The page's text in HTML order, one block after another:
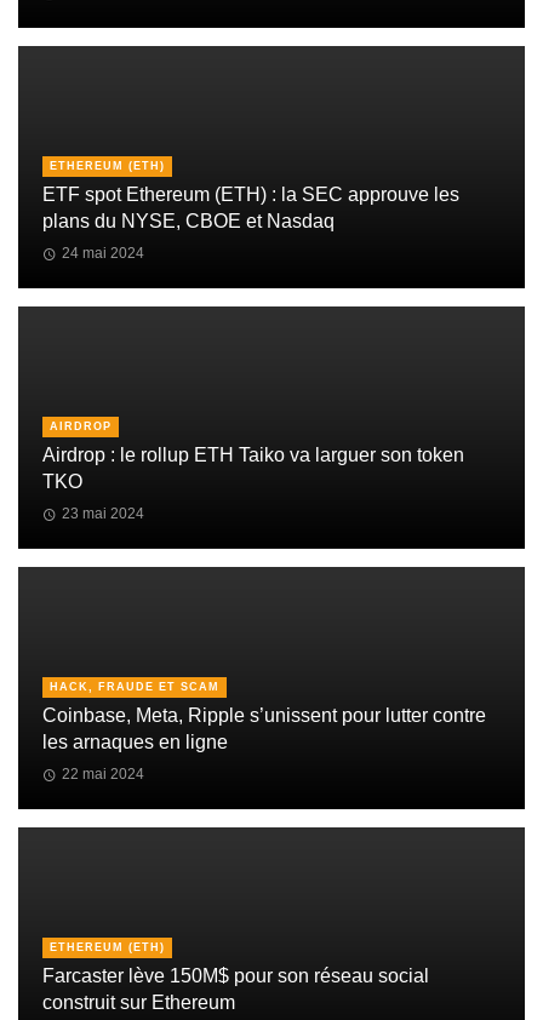
ETHEREUM (ETH)
ETF spot Ethereum (ETH) : la SEC approuve les
plans du NYSE, CBOE et Nasdaq
24 mai 2024
AIRDROP
Airdrop : le rollup ETH Taiko va larguer son token
TKO
23 mai 2024
HACK, FRAUDE ET SCAM
Coinbase, Meta, Ripple s’unissent pour lutter contre
les arnaques en ligne
22 mai 2024
ETHEREUM (ETH)
Farcaster lève 150M$ pour son réseau social
construit sur Ethereum